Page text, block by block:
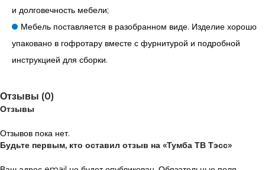
и долговечность мебели;
Мебель поставляется в разобранном виде. Изделие хорошо
упаковано в гофротару вместе с фурнитурой и подробной
инструкцией для сборки.
Отзывы (0)
Отзывы
Отзывов пока нет.
Будьте первым, кто оставил отзыв на «Тумба ТВ Тэсс»